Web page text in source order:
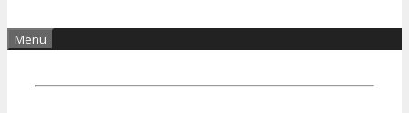
Menü